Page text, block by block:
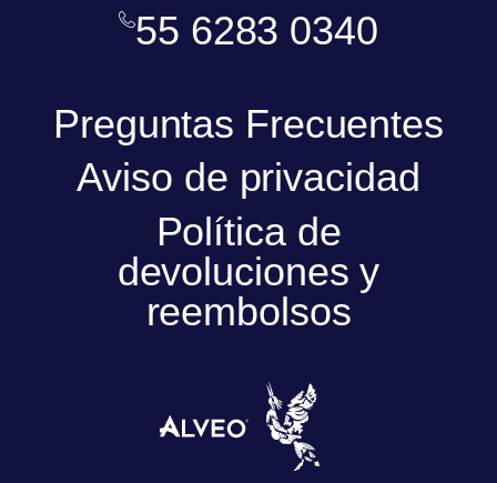
55 6283 0340
Preguntas Frecuentes
Aviso de privacidad
Política de
devoluciones y
reembolsos